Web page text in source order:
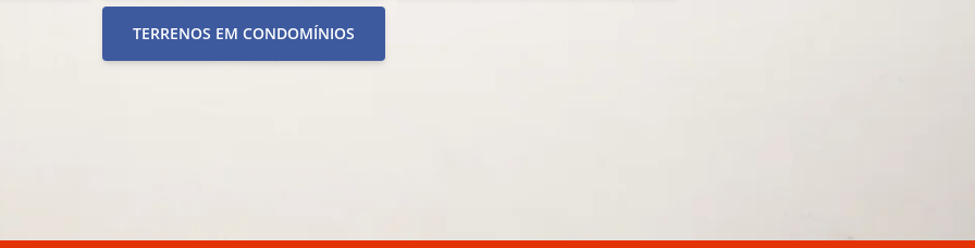
TERRENOS EM CONDOMÍNIOS